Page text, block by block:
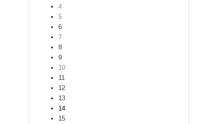
4
5
6
7
8
9
10
11
12
13
14
15